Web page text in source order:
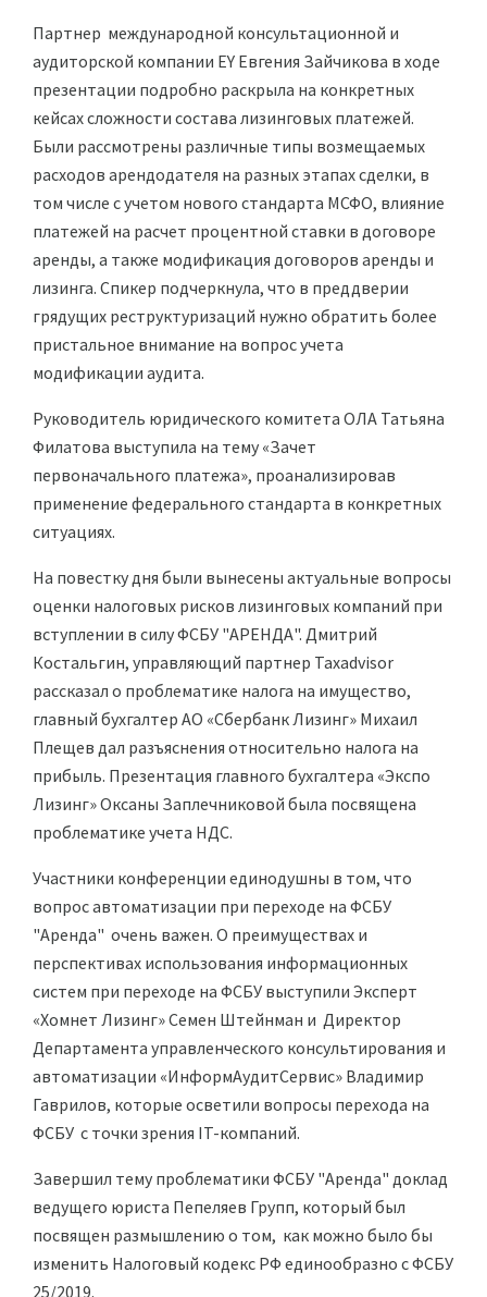
Партнер международной консультационной и
аудиторской компании EY Евгения Зайчикова в ходе
презентации подробно раскрыла на конкретных
кейсах сложности состава лизинговых платежей.
Были рассмотрены различные типы возмещаемых
расходов арендодателя на разных этапах сделки, в
том числе с учетом нового стандарта МСФО, влияние
платежей на расчет процентной ставки в договоре
аренды, а также модификация договоров аренды и
лизинга. Спикер подчеркнула, что в преддверии
грядущих реструктуризаций нужно обратить более
пристальное внимание на вопрос учета
модификации аудита.
Руководитель юридического комитета ОЛА Татьяна
Филатова выступила на тему «Зачет
первоначального платежа», проанализировав
применение федерального стандарта в конкретных
ситуациях.
На повестку дня были вынесены актуальные вопросы
оценки налоговых рисков лизинговых компаний при
вступлении в силу ФСБУ "АРЕНДА". Дмитрий
Костальгин, управляющий партнер Taxadvisor
рассказал о проблематике налога на имущество,
главный бухгалтер АО «Сбербанк Лизинг» Михаил
Плещев дал разъяснения относительно налога на
прибыль. Презентация главного бухгалтера «Экспо
Лизинг» Оксаны Заплечниковой была посвящена
проблематике учета НДС.
Участники конференции единодушны в том, что
вопрос автоматизации при переходе на ФСБУ
"Аренда" очень важен. О преимуществах и
перспективах использования информационных
систем при переходе на ФСБУ выступили Эксперт
«Хомнет Лизинг» Семен Штейнман и Директор
Департамента управленческого консультирования и
автоматизации «ИнформАудитСервис» Владимир
Гаврилов, которые осветили вопросы перехода на
ФСБУ с точки зрения IT-компаний.
Завершил тему проблематики ФСБУ "Аренда" доклад
ведущего юриста Пепеляев Групп, который был
посвящен размышлению о том, как можно было бы
изменить Налоговый кодекс РФ единообразно с ФСБУ
25/2019.